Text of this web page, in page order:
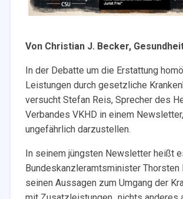
Von Christian J. Becker,
In der Debatte um die Erstattung
Leistungen durch gesetzliche
versucht Stefan Reis, Sprecher des
Verbandes VKHD in einem
ungefährlich darzustellen.
In seinem jüngsten Newsletter heißt
Bundeskanzleramtsminister Thorsten
seinen Aussagen zum Umgang der